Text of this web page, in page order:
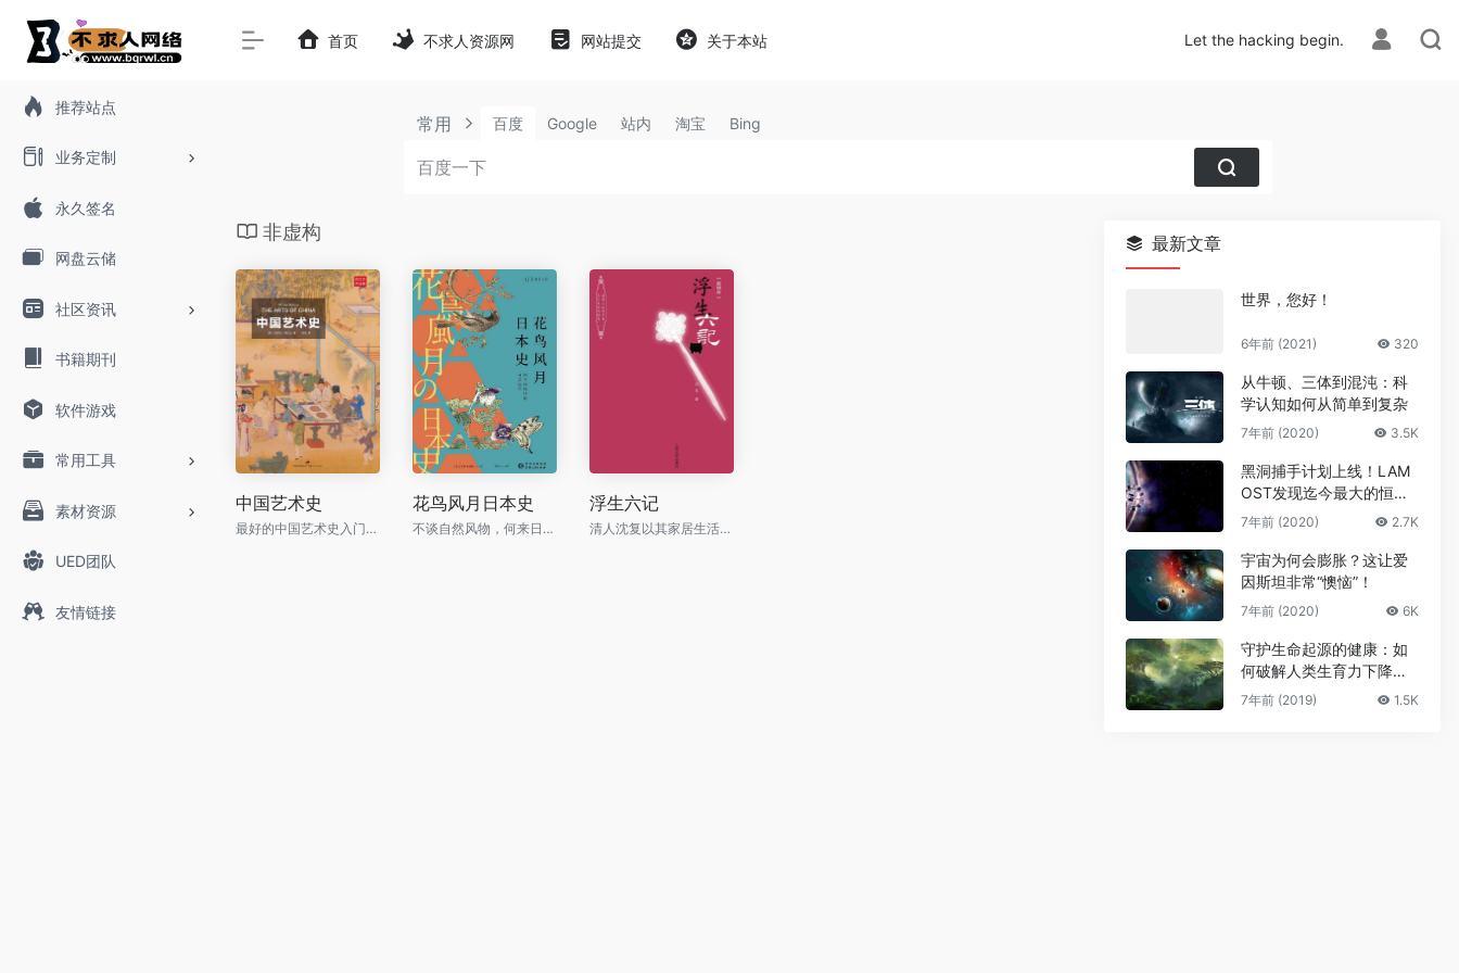
推荐站点
业务定制
永久签名
网盘云储
社区资讯
书籍期刊
软件游戏
常用工具
素材资源
UED团队
友情链接
首页 不求人资源网 网站提交 关于本站 Let the hacking begin.
常用 百度 Google 站内 淘宝 Bing
非虚构
中国艺术史
最好的中国艺术史入门书，牛津、耶鲁、普林斯顿沿用40年之经典读本
花鸟风月日本史
不谈自然风物，何来日式美学！
浮生六记
清人沈复以其家居生活和浪游见闻为内容写成的《浮生六记》，为中国文学史上的一支奇葩。
最新文章
世界，您好！
6年前 (2021) 320
从牛顿、三体到混沌：科
学认知如何从简单到复杂
7年前 (2020) 3.5K
黑洞捕手计划上线！LAM
OST发现迄今最大的恒星
级黑洞
7年前 (2020) 2.7K
宇宙为何会膨胀？这让爱
因斯坦非常“懊恼”！
7年前 (2020) 6K
守护生命起源的健康：如
何破解人类生育力下降难
题
7年前 (2019) 1.5K